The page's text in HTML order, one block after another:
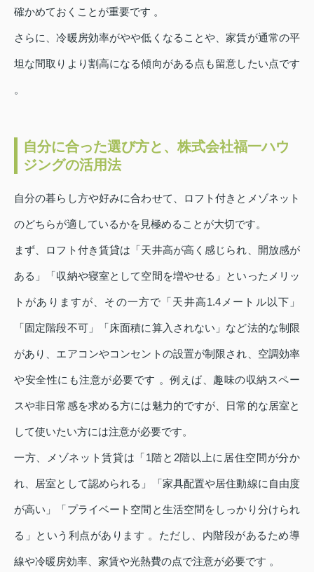
確かめておくことが重要です 。
さらに、冷暖房効率がやや低くなることや、家賃が通常の平
坦な間取りより割高になる傾向がある点も留意したい点です
。
自分に合った選び方と、株式会社福一ハウ
ジングの活用法
自分の暮らし方や好みに合わせて、ロフト付きとメゾネット
のどちらが適しているかを見極めることが大切です。
まず、ロフト付き賃貸は「天井高が高く感じられ、開放感が
ある」「収納や寝室として空間を増やせる」といったメリッ
トがありますが、その一方で「天井高1.4メートル以下」
「固定階段不可」「床面積に算入されない」など法的な制限
があり、エアコンやコンセントの設置が制限され、空調効率
や安全性にも注意が必要です 。例えば、趣味の収納スペー
スや非日常感を求める方には魅力的ですが、日常的な居室と
して使いたい方には注意が必要です。
一方、メゾネット賃貸は「1階と2階以上に居住空間が分か
れ、居室として認められる」「家具配置や居住動線に自由度
が高い」「プライベート空間と生活空間をしっかり分けられ
る」という利点があります 。ただし、内階段があるため導
線や冷暖房効率、家賃や光熱費の点で注意が必要です 。